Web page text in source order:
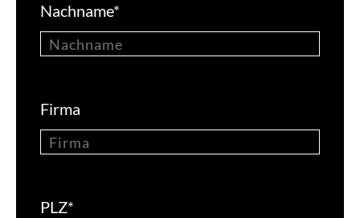
Nachname*
Firma
PLZ*